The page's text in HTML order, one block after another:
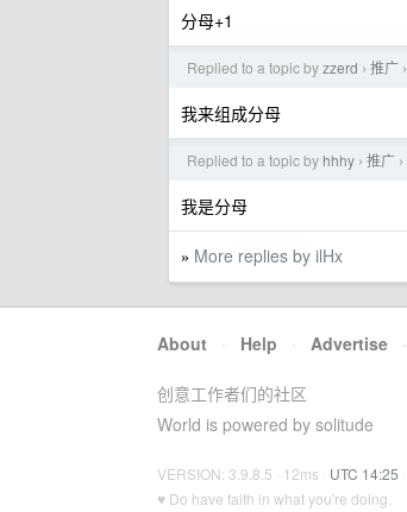
分母+1
Replied to a topic byzzerd › 推广 ›
我来组成分母
Replied to a topic by hhhy › 推广 ›
我是分母
» More replies by ilHx
About · Help · Advertise ·
创意工作者们的社区
World is powered by solitude
VERSION: 3.9.8.5 · 12ms · UTC 14:25 ·
♥ Do have faith in what you're doing.